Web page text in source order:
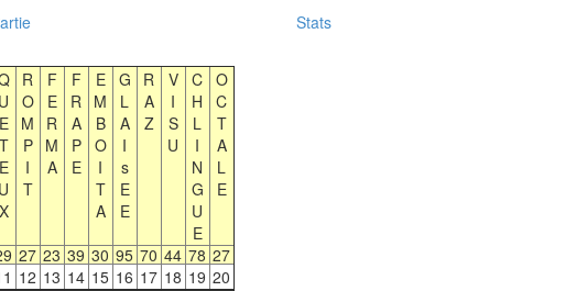
Stats
U
E
T
E
U
X
R
O
M
P
I
T
F
E
R
M
A
F
R
A
P
E
E
M
B
O
I
T
A
G
L
A
I
s
E
E
R
A
Z
V
I
S
U
C
H
L
I
N
G
U
E
O
C
T
A
L
E
27 23 39 30 95 70 44 78 27
12 13 14 15 16 17 18 19 20